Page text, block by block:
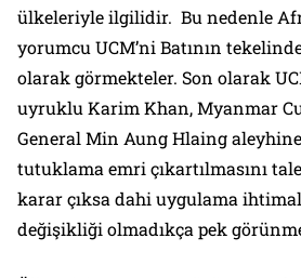
ülkeleriyle ilgilidir. Bu nedenle
yorumcu UCM’ni Batının
olarak görmekteler. Son olarak
uyruklu Karim Khan, Myanmar
General Min Aung Hlaing
tutuklama emri çıkartılmasını
karar çıksa dahi uygulama
değişikliği olmadıkça pek